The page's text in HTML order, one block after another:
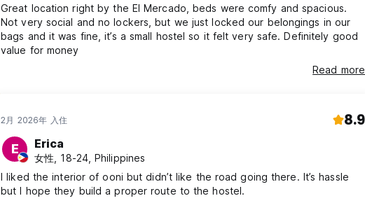
Great location right by the El Mercado, beds were comfy and spacious.
Not very social and no lockers, but we just locked our belongings in our
bags and it was fine, it’s a small hostel so it felt very safe. Definitely good
value for money
Read more
2月 2026年 入住 8.9
E Erica
女性, 18-24, Philippines
I liked the interior of ooni but didn’t like the road going there. It’s hassle
but I hope they build a proper route to the hostel.